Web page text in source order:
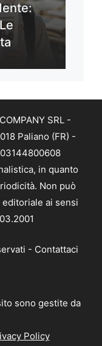
SRL -
Paliano (FR) -
in quanto
Non può
ai sensi
- Contattaci
sono gestite da
Policy